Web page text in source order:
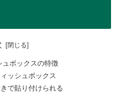
ュボックスの特徴
ッシュボックス
で貼り付けられる